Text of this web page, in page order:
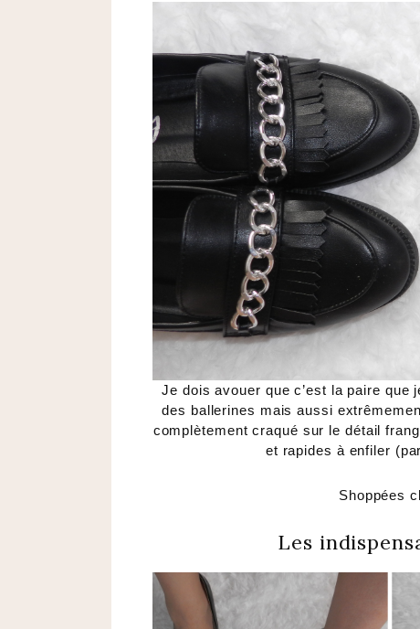
Je dois avouer que c’est la paire
des ballerines mais aussi
complètement craqué sur le détail
et rapides à enfiler
Shoppées
Les